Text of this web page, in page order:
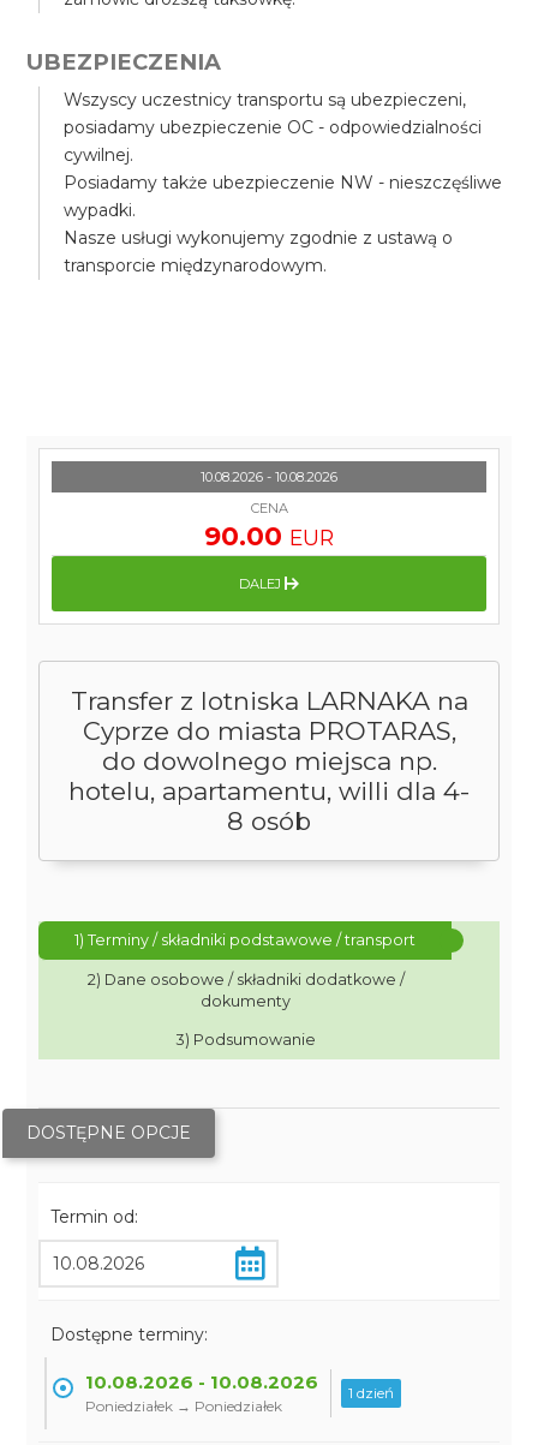
UBEZPIECZENIA
Wszyscy uczestnicy transportu są ubezpieczeni,
posiadamy ubezpieczenie OC - odpowiedzialności
cywilnej.
Posiadamy także ubezpieczenie NW - nieszczęśliwe
wypadki.
Nasze usługi wykonujemy zgodnie z ustawą o
transporcie międzynarodowym.
Transfer z lotniska LARNAKA na
Cyprze do miasta PROTARAS,
do dowolnego miejsca np.
hotelu, apartamentu, willi dla 4-
8 osób
1) Terminy / składniki podstawowe / transport
2) Dane osobowe / składniki dodatkowe /
dokumenty
3) Podsumowanie
DOSTĘPNE OPCJE
Termin od:
Dostępne terminy:
10.08.2026 - 10.08.2026
Poniedziałek → Poniedziałek
1 dzień
10.08.2026 - 10.08.2026
CENA
90.00 EUR
DALEJ